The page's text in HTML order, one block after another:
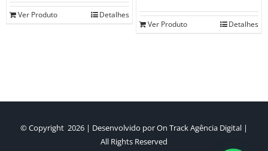
Ver Produto Detalhes
Ver Produto Detalhes
© Copyright 2026 | Desenvolvido porOn Track Agência Digital |
All Rights Reserved